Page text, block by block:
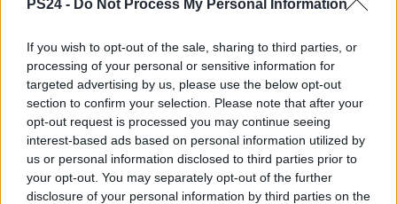
PS24 - Do Not Process My Personal Information
If you wish to opt-out of the sale, sharing to third parties, or
processing of your personal or sensitive information for
targeted advertising by us, please use the below opt-out
section to confirm your selection. Please note that after your
opt-out request is processed you may continue seeing
interest-based ads based on personal information utilized by
us or personal information disclosed to third parties prior to
your opt-out. You may separately opt-out of the further
disclosure of your personal information by third parties on the